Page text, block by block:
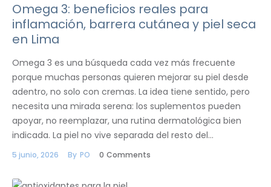
Omega 3: beneficios reales para
inflamación, barrera cutánea y piel seca
en Lima
Omega 3 es una búsqueda cada vez más frecuente
porque muchas personas quieren mejorar su piel desde
adentro, no solo con cremas. La idea tiene sentido, pero
necesita una mirada serena: los suplementos pueden
apoyar, no reemplazar, una rutina dermatológica bien
indicada. La piel no vive separada del resto del…
5 junio, 2026 By PO 0 Comments